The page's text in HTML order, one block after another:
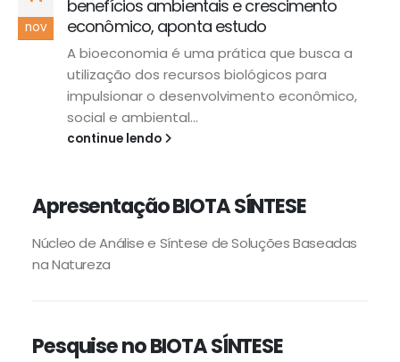
nov
benefícios ambientais e crescimento
econômico, aponta estudo
A bioeconomia é uma prática que busca a
utilização dos recursos biológicos para
impulsionar o desenvolvimento econômico,
social e ambiental...
continue lendo
Apresentação BIOTA SÍNTESE
Núcleo de Análise e Síntese de Soluções Baseadas
na Natureza
Pesquise no BIOTA SÍNTESE
Natureza.
Instituto de Estudos Avançados, Universidade de São